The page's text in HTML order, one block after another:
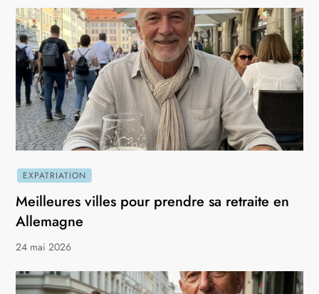
EXPATRIATION
Meilleures villes pour prendre sa retraite en
Allemagne
24 mai 2026